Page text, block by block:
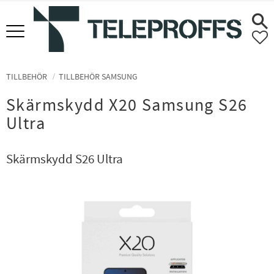
Meny
TILLBEHÖR TILLBEHÖR SAMSUNG
Skärmskydd X20 Samsung S26
Ultra
Skärmskydd S26 Ultra